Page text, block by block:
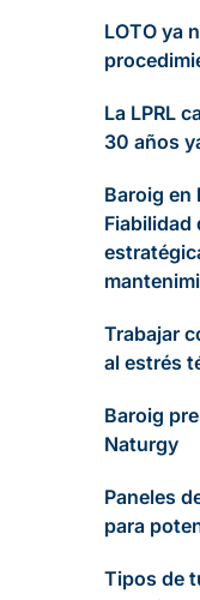
LOTO ya
La LPRL
30 años
Baroig en
Fiabilidad
Trabajar
al estrés
Baroig
Naturgy
Paneles
para
Tipos de